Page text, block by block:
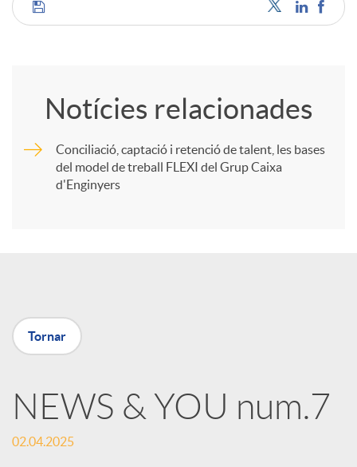
C
t
i
r
Notícies relacionades
Conciliació, captació i retenció de talent, les bases
del model de treball FLEXI del Grup Caixa
d'Enginyers
Tornar
NEWS & YOU num.7
02.04.2025